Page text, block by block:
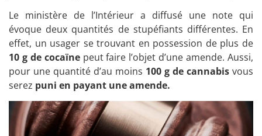
Le ministère de l’Intérieur a diffusé une note qui
évoque deux quantités de stupéfiants différentes. En
effet, un usager se trouvant en possession de plus de
10 g de cocaïnepeut faire l’objet d’une amende. Aussi,
pour une quantité d’au moins 100 g de cannabis vous
serez puni en payant une amende.